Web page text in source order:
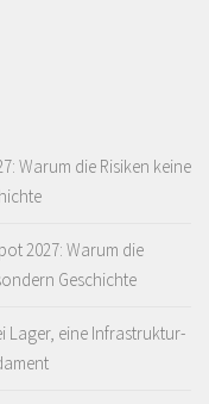
Warum die Risiken keine
2027: Warum die
Geschichte
Lager, eine Infrastruktur-